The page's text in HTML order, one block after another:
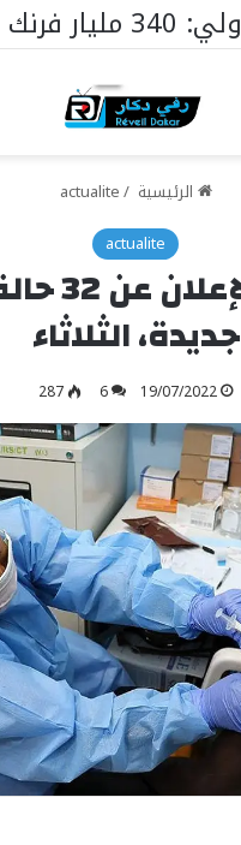
الرئيسية /
actualite
actualite
كورونا:
جديدة، الثلاثاء
19/07/2022
6
287